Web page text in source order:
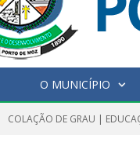
O MUNICÍPIO
COLAÇÃO DE GRAU |